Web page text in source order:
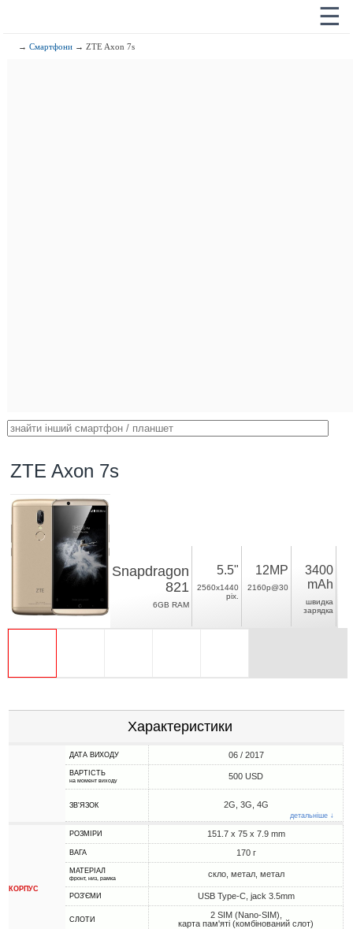
☰
→Смартфони → ZTE Axon 7s
ZTE Axon 7s
Snapdragon
821
6GB RAM
5.5"
2560x1440
pix.
12MP
2160p@30
3400
mAh
швидка
зарядка
Характеристики
ДАТА ВИХОДУ 06 / 2017
ВАРТІСТЬ
на момент виходу 500 USD
ЗВ'ЯЗОК 2G, 3G, 4G
детальніше ↓
КОРПУС
РОЗМІРИ 151.7 x 75 x 7.9 mm
ВАГА 170 г
МАТЕРІАЛ
фронт, низ, рамка скло, метал, метал
РОЗ'ЄМИ USB Type-C, jack 3.5mm
СЛОТИ
2 SIM (Nano-SIM),
карта пам'яті (комбінований слот)